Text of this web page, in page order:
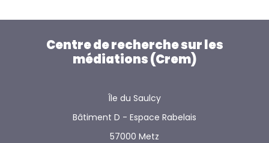
Centre de recherche sur les
médiations (Crem)
Île du Saulcy
Bâtiment D - Espace Rabelais
57000 Metz